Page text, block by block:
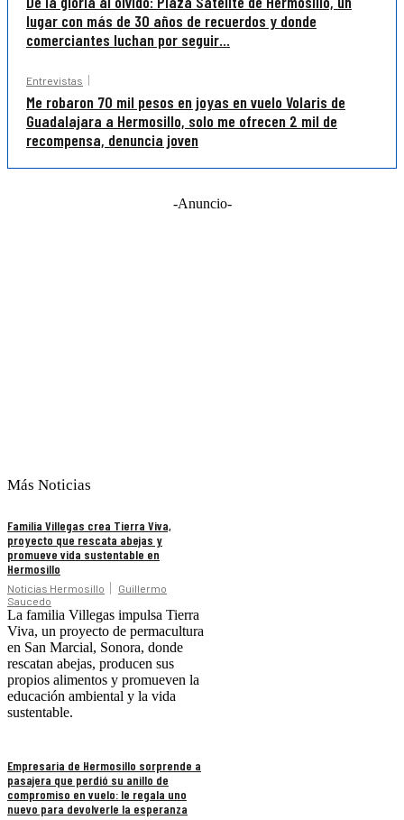
lugar con más de 30 años de recuerdos y donde
comerciantes luchan por seguir...
Entrevistas
Me robaron 70 mil pesos en joyas en vuelo Volaris de
Guadalajara a Hermosillo, solo me ofrecen 2 mil de
recompensa, denuncia joven
-Anuncio-
Más Noticias
Familia Villegas crea Tierra Viva,
proyecto que rescata abejas y
promueve vida sustentable en
Hermosillo
Noticias Hermosillo
Guillermo
Saucedo
La familia Villegas impulsa Tierra
Viva, un proyecto de permacultura
en San Marcial, Sonora, donde
rescatan abejas, producen sus
propios alimentos y promueven la
educación ambiental y la vida
sustentable.
Empresaria de Hermosillo sorprende a
pasajera que perdió su anillo de
compromiso en vuelo: le regala uno
nuevo para devolverle la esperanza